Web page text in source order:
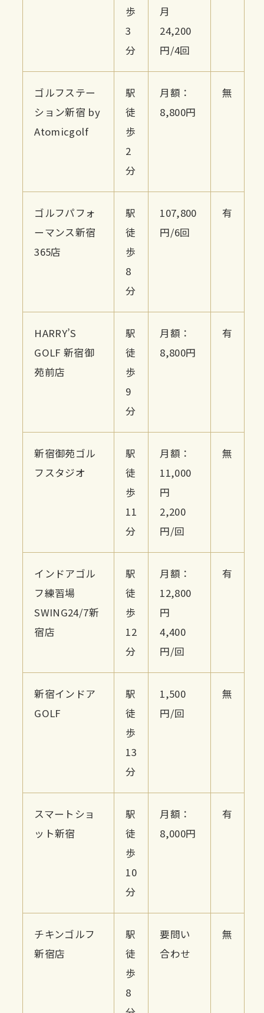
歩
3
分
月
24,200
円/4回
ゴルフステー
ション新宿 by
Atomicgolf
駅
徒
歩
2
分
月額：
8,800円
無
ゴルフパフォ
ーマンス新宿
365店
駅
徒
歩
8
分
107,800
円/6回
有
HARRY’S
GOLF 新宿御
苑前店
駅
徒
歩
9
分
月額：
8,800円
有
新宿御苑ゴル
フスタジオ
駅
徒
歩
11
分
月額：
11,000
円
2,200
円/回
無
インドアゴル
フ練習場
SWING24/7新
宿店
駅
徒
歩
12
分
月額：
12,800
円
4,400
円/回
有
新宿インドア
GOLF
駅
徒
歩
13
分
1,500
円/回
無
スマートショ
ット新宿
駅
徒
歩
10
分
月額：
8,000円
有
チキンゴルフ
新宿店
駅
徒
歩
8
要問い
合わせ
無